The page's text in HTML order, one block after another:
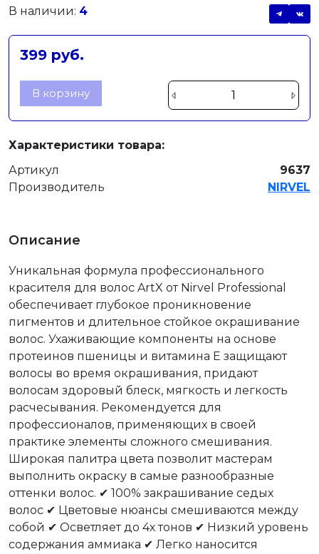
В наличии: 4
399 руб.
В корзину
Характеристики товара:
Артикул
9637
Производитель
NIRVEL
Описание
Уникальная формула профессионального
красителя для волос ArtX от Nirvel Professional
обеспечивает глубокое проникновение
пигментов и длительное стойкое окрашивание
волос. Ухаживающие компоненты на основе
протеинов пшеницы и витамина Е защищают
волосы во время окрашивания, придают
волосам здоровый блеск, мягкость и легкость
расчесывания. Рекомендуется для
профессионалов, применяющих в своей
практике элементы сложного смешивания.
Широкая палитра цвета позволит мастерам
выполнить окраску в самые разнообразные
оттенки волос. ✔ 100% закрашивание седых
волос ✔ Цветовые нюансы смешиваются между
собой ✔ Осветляет до 4х тонов ✔ Низкий уровень
содержания аммиака ✔ Легко наносится